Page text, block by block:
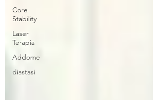
Core
Stability
Laser
Terapia
Addome
diastasi